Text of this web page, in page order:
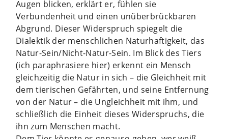
Augen blicken, erklärt er, fühlen sie
Verbundenheit und einen unüberbrückbaren
Abgrund. Dieser Widerspruch spiegelt die
Dialektik der menschlichen Naturhaftigkeit, das
Natur-Sein/Nicht-Natur-Sein. Im Blick des Tiers
(ich paraphrasiere hier) erkennt ein Mensch
gleichzeitig die Natur in sich – die Gleichheit mit
dem tierischen Gefährten, und seine Entfernung
von der Natur – die Ungleichheit mit ihm, und
schließlich die Einheit dieses Widerspruchs, die
ihn zum Menschen macht.